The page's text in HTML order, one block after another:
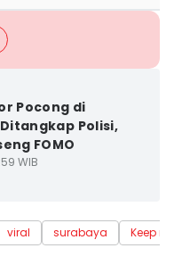
Pocong di
Polisi,
FOMO
WIB
viral surabaya
Keep